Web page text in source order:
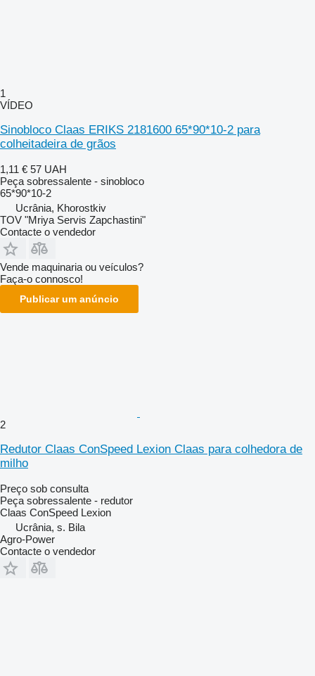
1
VÍDEO
Sinobloco Claas ERIKS 2181600 65*90*10-2 para
colheitadeira de grãos
1,11 € 57 UAH
Peça sobressalente - sinobloco
65*90*10-2
Ucrânia, Khorostkiv
TOV "Mriya Servis Zapchastini"
Contacte o vendedor
Vende maquinaria ou veículos?
Faça-o connosco!
Publicar um anúncio
2
Redutor Claas ConSpeed Lexion Claas para colhedora de
milho
Preço sob consulta
Peça sobressalente - redutor
Claas ConSpeed Lexion
Ucrânia, s. Bila
Agro-Power
Contacte o vendedor